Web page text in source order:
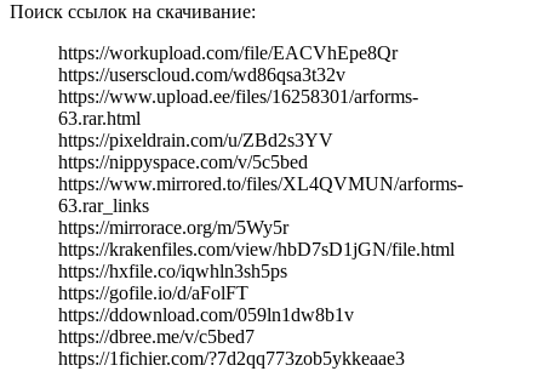
Поиск ссылок на скачивание:
https://workupload.com/file/EACVhEpe8Qr
https://userscloud.com/wd86qsa3t32v
https://www.upload.ee/files/16258301/arforms-
63.rar.html
https://pixeldrain.com/u/ZBd2s3YV
https://nippyspace.com/v/5c5bed
https://www.mirrored.to/files/XL4QVMUN/arforms-
63.rar_links
https://mirrorace.org/m/5Wy5r
https://krakenfiles.com/view/hbD7sD1jGN/file.html
https://hxfile.co/iqwhln3sh5ps
https://gofile.io/d/aFolFT
https://ddownload.com/059ln1dw8b1v
https://dbree.me/v/c5bed7
https://1fichier.com/?7d2qq773zob5ykkeaae3